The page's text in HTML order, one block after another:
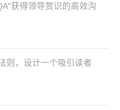
获得领导赏识的高效沟
则，设计一个吸引读者